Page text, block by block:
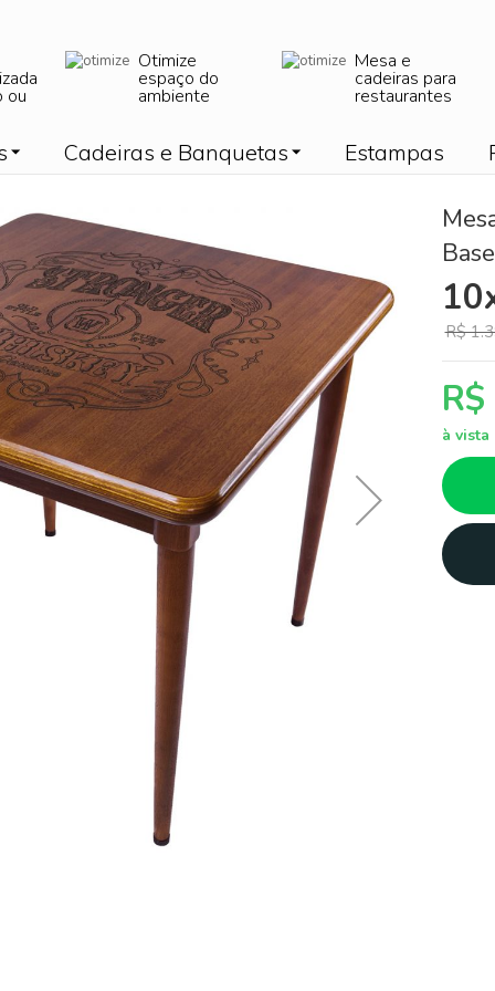
ou
Otimize
espaço do
ambiente
Mesa e
cadeiras para
restaurantes
Cadeiras e Banquetas Estampas
R$
à